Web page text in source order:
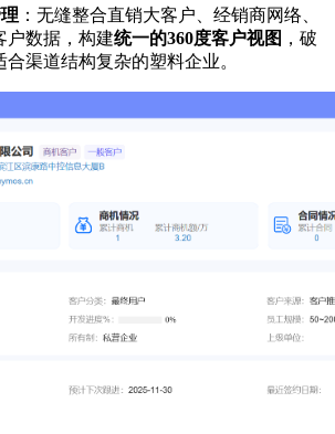
：无缝整合直销大客户、经销商网络、
户数据，构建统一的360度客户视图 ，破
渠道结构复杂的塑料企业。